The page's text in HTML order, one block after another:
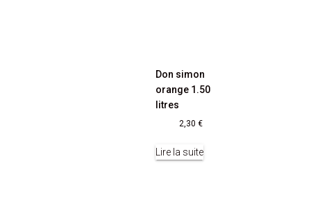
Don simon
orange 1.50
litres
2,30€
Lire la suite